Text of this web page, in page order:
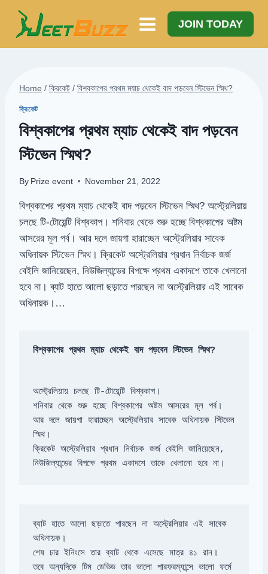
Skip
content
JOIN TODAY
Home / ক্রিকেট / বিশ্বকাপের প্রথম ম্যাচ থেকেই বাদ পড়বেন স্টিভেন স্মিথ?
ক্রিকেট
বিশ্বকাপের প্রথম ম্যাচ থেকেই বাদ পড়বেন
স্টিভেন স্মিথ?
By Prize event November 21, 2022
বিশ্বকাপের প্রথম ম্যাচ থেকেই বাদ পড়বেন স্টিভেন স্মিথ? অস্ট্রেলিয়ায়
চলছে টি-টোয়েন্টি বিশ্বকাপ। শনিবার থেকে শুরু হচ্ছে বিশ্বকাপের অষ্টম
আসরের মূল পর্ব। আর দলে জায়গা হারাচ্ছেন অস্ট্রেলিয়ার সাবেক
অধিনায়ক স্টিভেন স্মিথ। ক্রিকেট অস্ট্রেলিয়ার প্রধান নির্বাচক জর্জ
বেইলি জানিয়েছেন, নিউজিল্যান্ডের বিপক্ষে প্রথম একাদশে তাকে খেলানো
হবে না। ব্যাট হাতে আলো ছড়াতে পারছেন না অস্ট্রেলিয়ার এই সাবেক
অধিনায়ক।…
বিশ্বকাপের প্রথম ম্যাচ থেকেই বাদ পড়বেন স্টিভেন স্মিথ?
আর দলে জায়গা হারাচ্ছেন অস্ট্রেলিয়ার সাবেক অধিনায়ক স্টিভেন
ক্রিকেট অস্ট্রেলিয়ার প্রধান নির্বাচক জর্জ বেইলি জানিয়েছেন,
নিউজিল্যান্ডের বিপক্ষে প্রথম একাদশে তাকে খেলানো হবে না।
ব্যাট হাতে আলো ছড়াতে পারছেন না অস্ট্রেলিয়ার এই সাবেক
তবে অন্যদিকে টিম ডেভিড তার ভালো পারফরম্যান্সে ভালো ফর্মে